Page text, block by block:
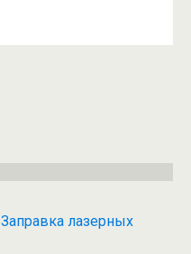
Заправка лазерных